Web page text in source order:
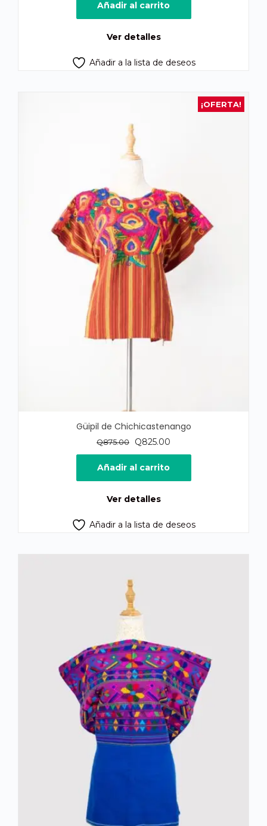
original
era:
actual
es:
Añadir al carrito
Ver detalles
Añadir a la lista de deseos
¡OFERTA!
Güipil de Chichicastenango
Q875.00
El
precio
original
era:
Q825.00
precio
es:
Añadir al carrito
Ver detalles
Añadir a la lista de deseos